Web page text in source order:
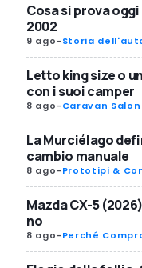
Cosa si prova
2002
9 ago-Storia
Letto king size o
con i suoi camper
8 ago-Caravan
La Murciélago
cambio manuale
8 ago-Prototipi &
Mazda CX-5
no
8 ago-Perché